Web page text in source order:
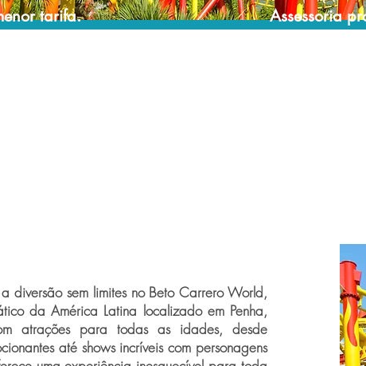
tarifa. Assessoria
diversão sem limites no Beto Carrero World,
da América Latina localizado em Penha,
atrações para todas as idades, desde
até shows incríveis com personagens